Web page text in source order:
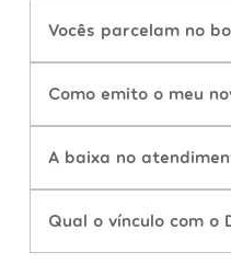
Vocês parcelam no
Como emito o meu
A baixa no
Qual o vínculo com o